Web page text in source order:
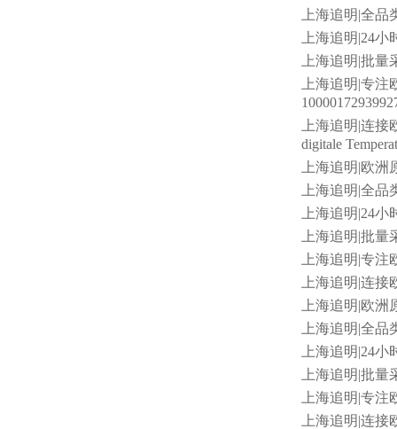
上海追明|全品
上海追明|24小
上海追明|批量
上海追明|专注
上海追明|连接
digitale
上海追明|欧洲
上海追明|全品
上海追明|24小
上海追明|批量
上海追明|专注
上海追明|连接
上海追明|欧洲
上海追明|全品
上海追明|24小
上海追明|批量
上海追明|专注
上海追明|连接